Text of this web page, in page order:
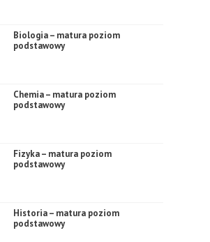
Biologia – matura poziom
podstawowy
Chemia – matura poziom
podstawowy
Fizyka – matura poziom
podstawowy
Historia – matura poziom
podstawowy